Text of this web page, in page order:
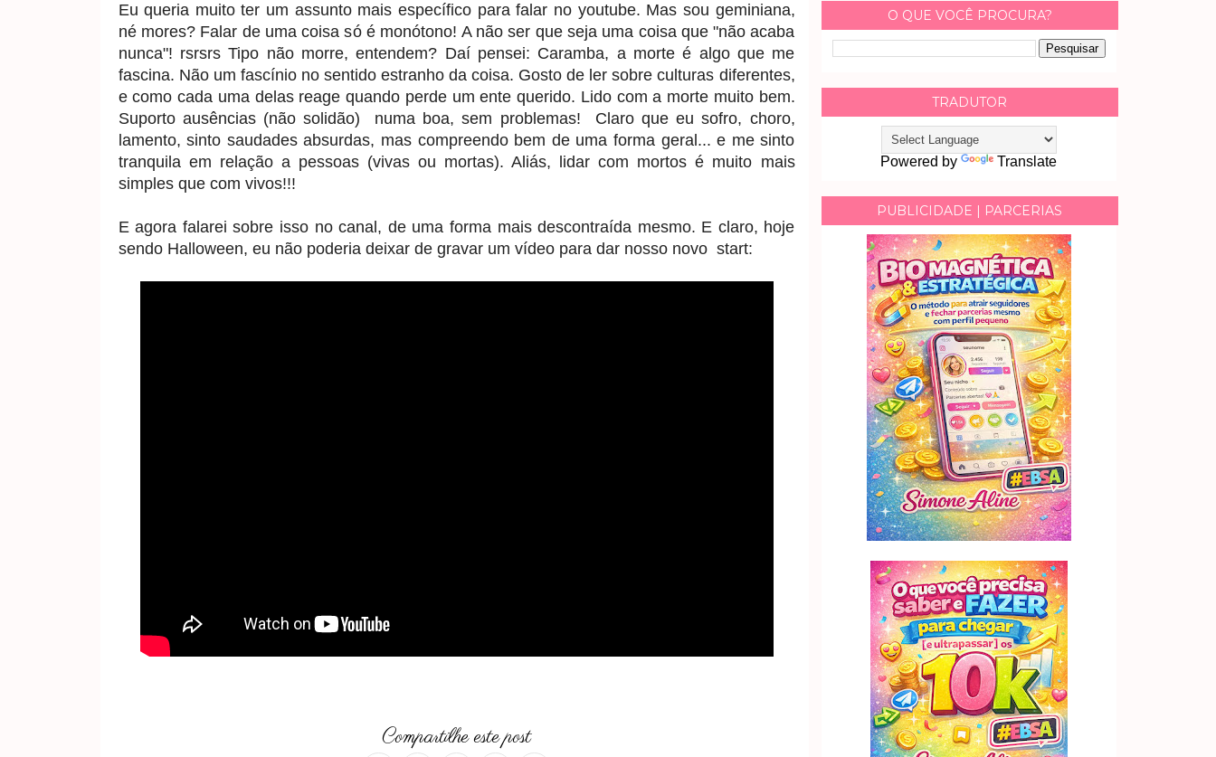
Eu queria muito ter um assunto mais específico para falar no youtube. Mas sou geminiana,
né mores? Falar de uma coisa só é monótono! A não ser que seja uma coisa que "não acaba
nunca"! rsrsrs Tipo não morre, entendem? Daí pensei: Caramba, a morte é algo que me
fascina. Não um fascínio no sentido estranho da coisa. Gosto de ler sobre culturas diferentes,
e como cada uma delas reage quando perde um ente querido. Lido com a morte muito bem.
Suporto ausências (não solidão) numa boa, sem problemas! Claro que eu sofro, choro,
lamento, sinto saudades absurdas, mas compreendo bem de uma forma geral... e me sinto
tranquila em relação a pessoas (vivas ou mortas). Aliás, lidar com mortos é muito mais
simples que com vivos!!!
E agora falarei sobre isso no canal, de uma forma mais descontraída mesmo. E claro, hoje
sendo Halloween, eu não poderia deixar de gravar um vídeo para dar nosso novo start:
Compartilhe este post
O QUE VOCÊ PROCURA?
TRADUTOR
Powered by Translate
PUBLICIDADE | PARCERIAS